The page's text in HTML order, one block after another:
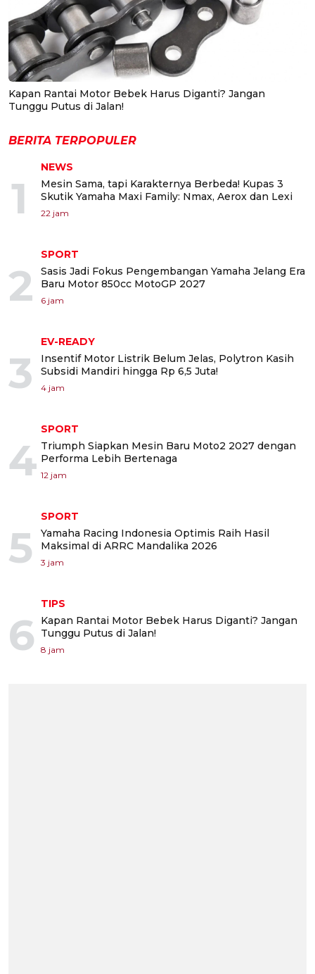
Kapan Rantai Motor Bebek Harus Diganti? Jangan
Tunggu Putus di Jalan!
BERITA TERPOPULER
1
NEWS
Mesin Sama, tapi Karakternya Berbeda! Kupas 3
Skutik Yamaha Maxi Family: Nmax, Aerox dan Lexi
22 jam
2
SPORT
Sasis Jadi Fokus Pengembangan Yamaha Jelang Era
Baru Motor 850cc MotoGP 2027
6 jam
3
EV-READY
Insentif Motor Listrik Belum Jelas, Polytron Kasih
Subsidi Mandiri hingga Rp 6,5 Juta!
4 jam
4
SPORT
Triumph Siapkan Mesin Baru Moto2 2027 dengan
Performa Lebih Bertenaga
12 jam
5
SPORT
Yamaha Racing Indonesia Optimis Raih Hasil
Maksimal di ARRC Mandalika 2026
3 jam
6
TIPS
Kapan Rantai Motor Bebek Harus Diganti? Jangan
Tunggu Putus di Jalan!
8 jam